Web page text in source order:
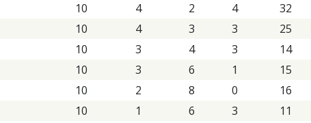
10 4 2 4 32
10 4 3 3 25
10 3 4 3 14
10 3 6 1 15
10 2 8 0 16
10 1 6 3 11